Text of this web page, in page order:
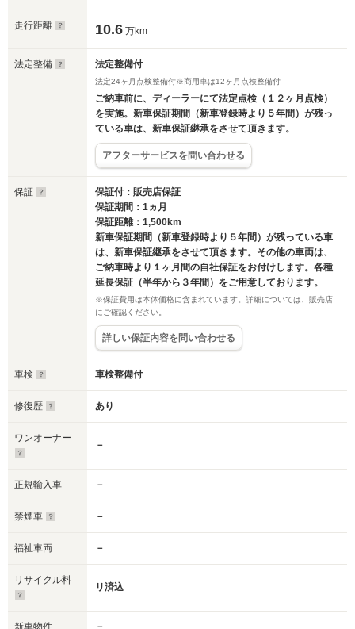
走行距離 10.6 万km
法定整備 法定整備付
法定24ヶ月点検整備付※商用車は12ヶ月点検整備付
ご納車前に、ディーラーにて法定点検（１２ヶ月点検）
を実施。新車保証期間（新車登録時より５年間）が残っ
ている車は、新車保証継承をさせて頂きます。
アフターサービスを問い合わせる
保証
保証付：販売店保証
保証期間：1ヵ月
保証距離：1,500km
新車保証期間（新車登録時より５年間）が残っている車
は、新車保証継承をさせて頂きます。その他の車両は、
ご納車時より１ヶ月間の自社保証をお付けします。各種
延長保証（半年から３年間）をご用意しております。
※保証費用は本体価格に含まれています。詳細については、販売店
にご確認ください。
詳しい保証内容を問い合わせる
車検 車検整備付
修復歴 あり
ワンオーナー
－
正規輸入車 －
禁煙車 －
福祉車両 －
リサイクル料
リ済込
新車物件 －